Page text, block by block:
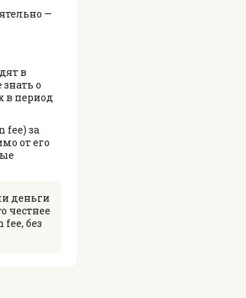
—
в
о
в период
fee) за
от его
деньги
честнее
без